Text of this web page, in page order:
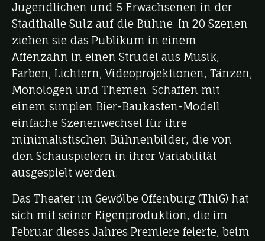
Jugendlichen und 5 Erwachsenen in der
Stadthalle Sulz auf die Bühne. In 20 Szenen
ziehen sie das Publikum in einem
Affenzahn in einen Strudel aus Musik,
Farben, Lichtern, Videoprojektionen, Tänzen,
Monologen und Themen. Schaffen mit
einem simplen Bier-Baukasten-Modell
einfache Szenenwechsel für ihre
minimalistischen Bühnenbilder, die von
den Schauspielern in ihrer Variabilität
ausgespielt werden.
Das Theater im Gewölbe Offenburg (ThiG) hat
sich mit seiner Eigenproduktion, die im
Februar dieses Jahres Premiere feierte, beim